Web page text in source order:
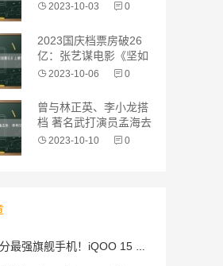
2023-10-03 0
2023国庆档票房破26
亿：张艺谋电影《坚如
磐石》上
2023-10-06 0
曾与林正英、李小龙搭
档 著名武打演员孟海去
世：终年6
2023-10-10 0
451万分最强旗舰手机！iQOO 15 Ultra图赏 ！